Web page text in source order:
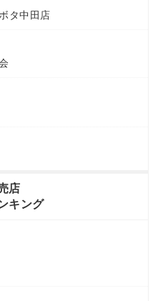
タ中田店
「茨城中古農建機販売」
カ
店
キング